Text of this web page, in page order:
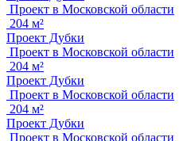
Проект в Московской области
204 м²
Проект Дубки
Проект в Московской области
204 м²
Проект Дубки
Проект в Московской области
204 м²
Проект Дубки
Проект в Московской области